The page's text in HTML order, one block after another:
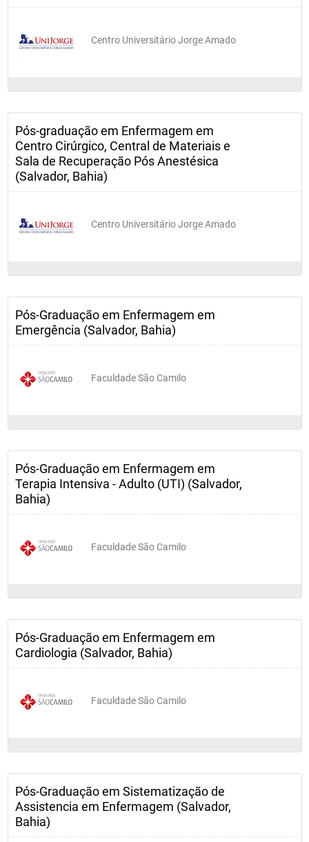
Centro Universitário Jorge Amado
Pós-graduação em Enfermagem em
Centro Cirúrgico, Central de Materiais e
Sala de Recuperação Pós Anestésica
(Salvador, Bahia)
Centro Universitário Jorge Amado
Pós-Graduação em Enfermagem em
Emergência (Salvador, Bahia)
Faculdade São Camilo
Pós-Graduação em Enfermagem em
Terapia Intensiva - Adulto (UTI) (Salvador,
Bahia)
Faculdade São Camilo
Pós-Graduação em Enfermagem em
Cardiologia (Salvador, Bahia)
Faculdade São Camilo
Pós-Graduação em Sistematização de
Assistencia em Enfermagem (Salvador,
Bahia)